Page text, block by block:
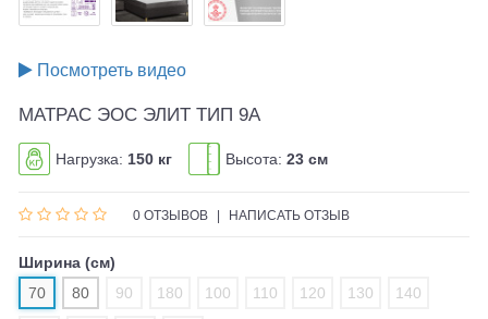
Посмотреть видео
МАТРАС ЭОС ЭЛИТ ТИП 9A
Нагрузка: 150 кг Высота: 23 см
0 ОТЗЫВОВ НАПИСАТЬ ОТЗЫВ
Ширина (см)
70
80 90 180 100 110 120 130 140